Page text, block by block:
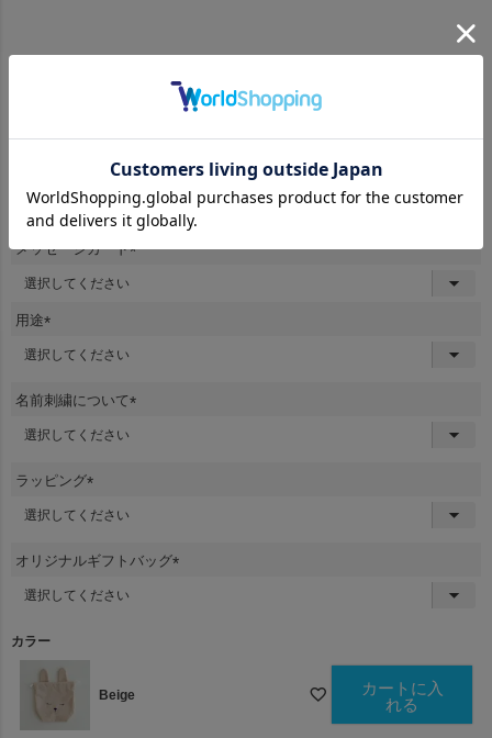
1,980
ししゅうするお名前
メッセージカード
用途
(
必
)
名前刺繍について
ラッピング
必
)
オリジナルギフトバッグ
カラー
Beige
カートに入
れる